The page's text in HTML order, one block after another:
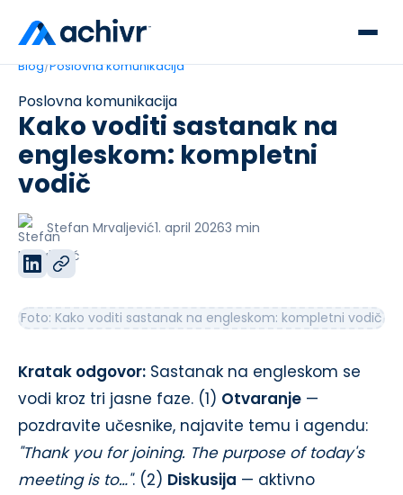
Blog/Poslovna komunikacija
Poslovna komunikacija
Kako voditi sastanak na
engleskom: kompletni
vodič
Stefan Mrvaljević1. april 20263 min
Foto: Kako voditi sastanak na engleskom: kompletni vodič
Kratak odgovor: Sastanak na engleskom se
vodi kroz tri jasne faze. (1) Otvaranje —
pozdravite učesnike, najavite temu i agendu:
"Thank you for joining. The purpose of today's
meeting is to…". (2) Diskusija — aktivno